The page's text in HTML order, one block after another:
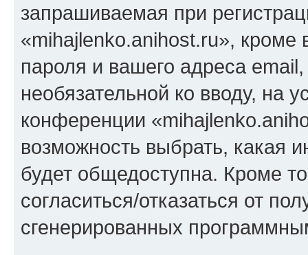
запрашиваемая при
«mihajlenko.anihost.ru», кроме
пароля и вашего адреса
необязательной ко вводу, на
конференции
возможность выбрать, какая
будет общедоступна. Кроме
согласиться/отказаться от
сгенерированных